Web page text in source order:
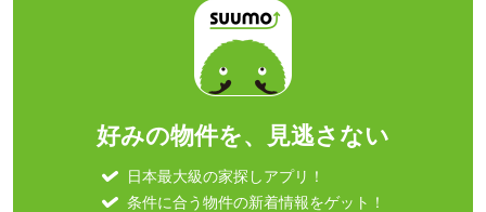
好みの物件を、見逃さない
日本最大級の家探しアプリ！
条件に合う物件の新着情報をゲット！